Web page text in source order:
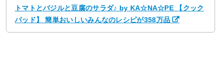
トマトとバジルと豆腐のサラダ♪ by KA☆NA☆PE 【クック
パッド】 簡単おいしいみんなのレシピが358万品